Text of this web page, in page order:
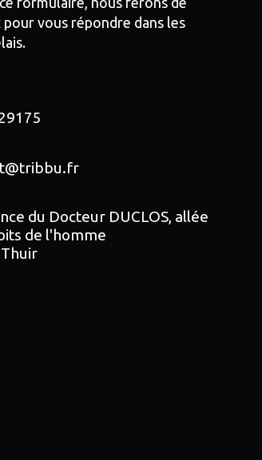
vous répondre dans les
du Docteur DUCLOS, allée
de l'homme
Thuir